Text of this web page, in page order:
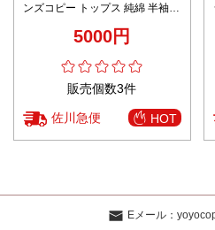
ンズコピー トップス 純綿 半袖
5000円
販売個数3件
佐川急便 HOT
Eメール：